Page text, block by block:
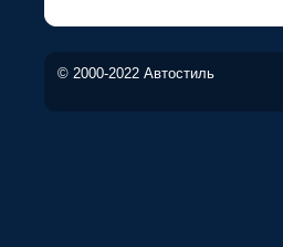
© 2000-2022 Автостиль